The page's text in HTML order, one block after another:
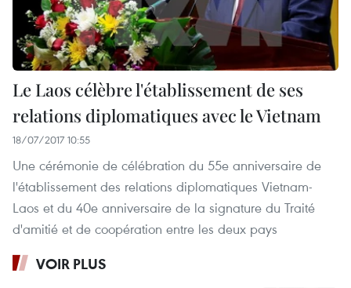
Le Laos célèbre l'établissement de ses
relations diplomatiques avec le Vietnam
18/07/2017 10:55
Une cérémonie de célébration du 55e anniversaire de
l'établissement des relations diplomatiques Vietnam-
Laos et du 40e anniversaire de la signature du Traité
d'amitié et de coopération entre les deux pays
VOIR PLUS